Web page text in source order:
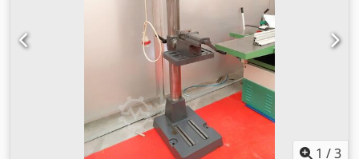
1 /3